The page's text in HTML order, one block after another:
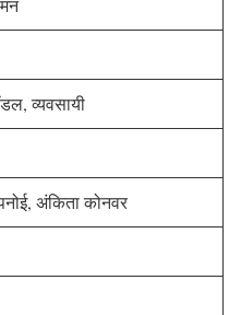
व्यवसायी
अंकिता कोनवर